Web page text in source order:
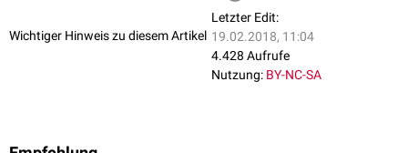
Wichtiger Hinweis zu diesem Artikel
Letzter Edit:
19.02.2018, 11:04
4.428 Aufrufe
Nutzung: BY-NC-SA